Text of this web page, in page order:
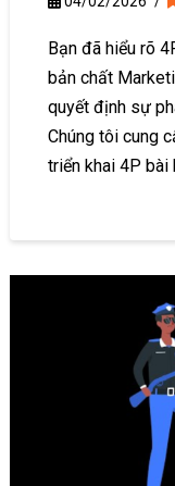
Bạn đã hiểu rõ
bản chất
quyết định sự
Chúng tôi cung
triển khai 4P bài